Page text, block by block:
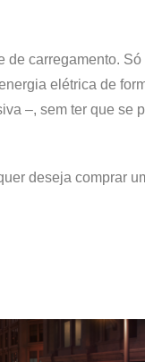
de carregamento. Só
elétrica de
–, sem ter que se
deseja comprar